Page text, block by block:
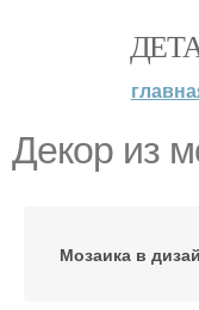
Декор из
Мозаика в